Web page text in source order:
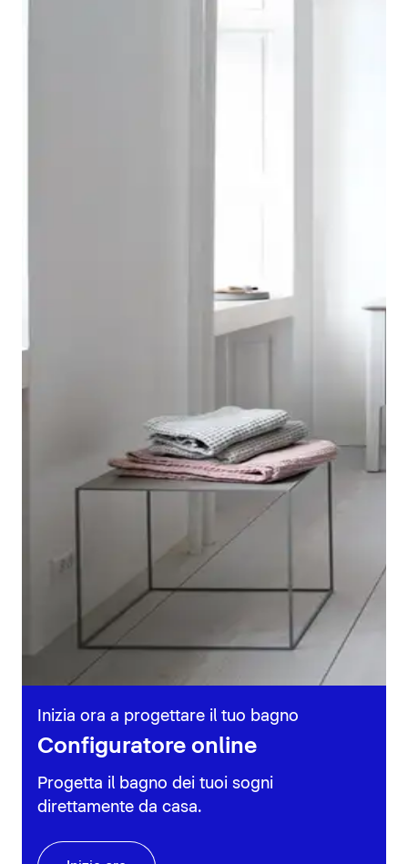
Inizia ora a progettare il tuo bagno
Configuratore online
Progetta il bagno dei tuoi sogni
direttamente da casa.